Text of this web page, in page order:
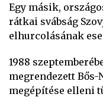
Egy másik,
rátkai svábság
elhurcolásának
1988
megrendezett
megépítése elleni